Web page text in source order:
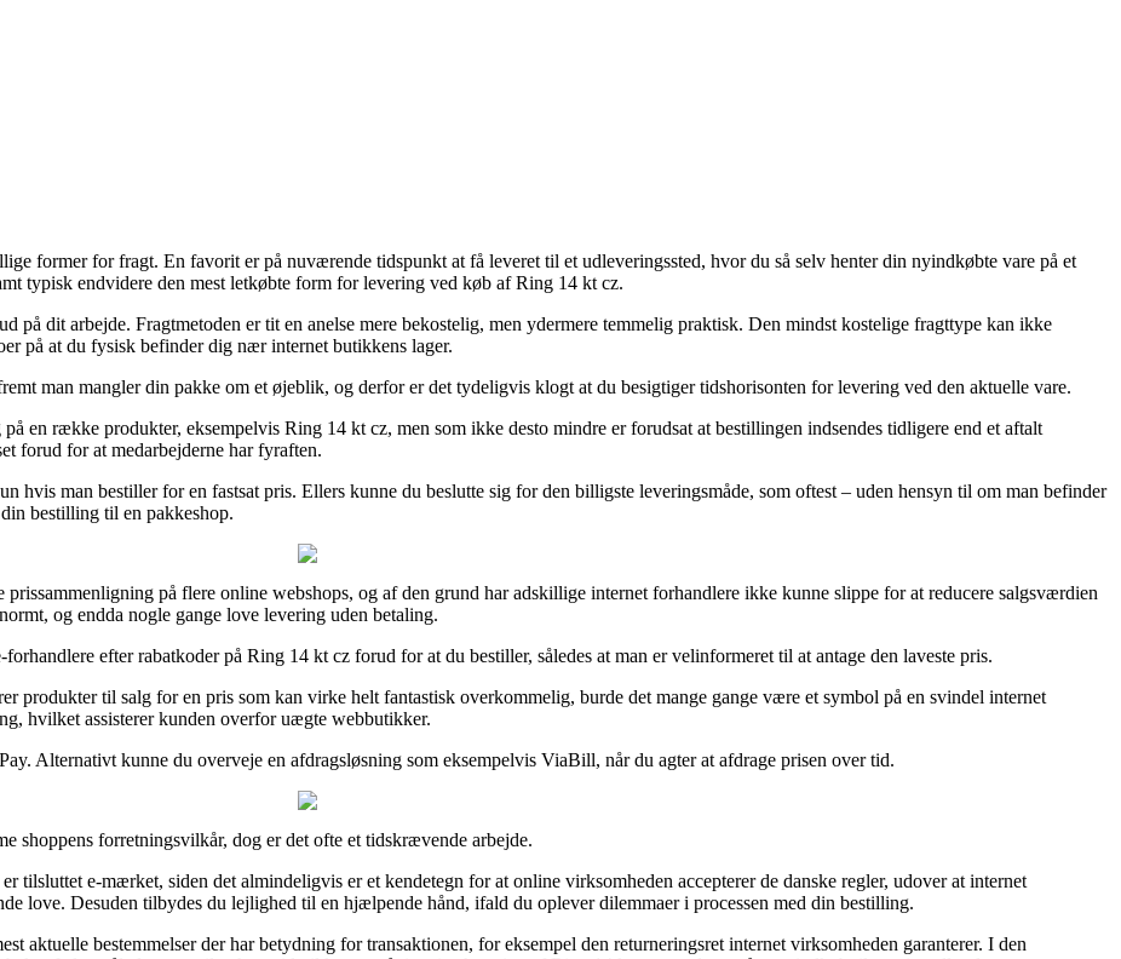
former for fragt. En favorit er på nuværende tidspunkt at få leveret til et udleveringssted, hvor du så selv henter din nyindkøbte vare på et
typisk endvidere den mest letkøbte form for levering ved køb af Ring 14 kt cz.
dit arbejde. Fragtmetoden er tit en anelse mere bekostelig, men ydermere temmelig praktisk. Den mindst kostelige fragttype kan ikke
på at du fysisk befinder dig nær internet butikkens lager.
man mangler din pakke om et øjeblik, og derfor er det tydeligvis klogt at du besigtiger tidshorisonten for levering ved den aktuelle vare.
en række produkter, eksempelvis Ring 14 kt cz, men som ikke desto mindre er forudsat at bestillingen indsendes tidligere end et aftalt
forud for at medarbejderne har fyraften.
hvis man bestiller for en fastsat pris. Ellers kunne du beslutte sig for den billigste leveringsmåde, som oftest – uden hensyn til om man befinder
bestilling til en pakkeshop.
på flere online webshops, og af den grund har adskillige internet forhandlere ikke kunne slippe for at reducere salgsværdien
og endda nogle gange love levering uden betaling.
efter rabatkoder på Ring 14 kt cz forud for at du bestiller, således at man er velinformeret til at antage den laveste pris.
produkter til salg for en pris som kan virke helt fantastisk overkommelig, burde det mange gange være et symbol på en svindel internet
hvilket assisterer kunden overfor uægte webbutikker.
Alternativt kunne du overveje en afdragsløsning som eksempelvis ViaBill, når du agter at afdrage prisen over tid.
shoppens forretningsvilkår, dog er det ofte et tidskrævende arbejde.
tilsluttet e-mærket, siden det almindeligvis er et kendetegn for at online virksomheden accepterer de danske regler, udover at internet
love. Desuden tilbydes du lejlighed til en hjælpende hånd, ifald du oplever dilemmaer i processen med din bestilling.
aktuelle bestemmelser der har betydning for transaktionen, for eksempel den returneringsret internet virksomheden garanterer. I den